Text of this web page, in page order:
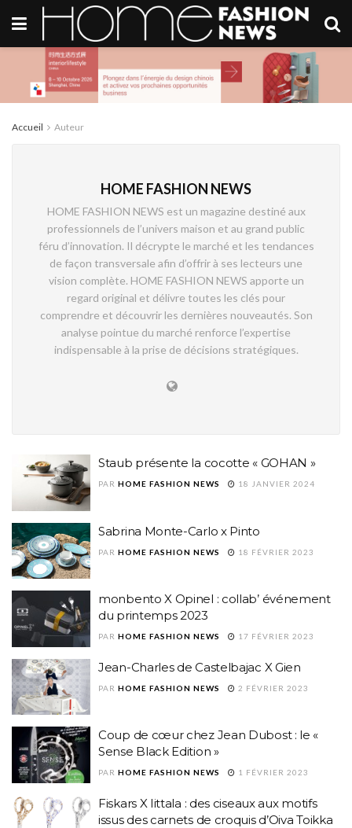
Accueil Auteur
HOME FASHION NEWS
HOME FASHION NEWS est un magazine destiné aux
professionnels de l’univers maison et au grand public
féru d’innovation. Il décrypte le marché et les tendances
de façon transversale afin d’offrir à ses lecteurs une
vision complète. HOME FASHION NEWS apporte un
regard original et délivre toutes les clés pour
comprendre et découvrir les dernières nouveautés. Son
analyse pointue du marché renforce l’expertise
indispensable à la prise de décisions stratégiques.
Staub présente la cocotte « GOHAN »
PAR HOME FASHION NEWS 18 JANVIER 2024
Sabrina Monte-Carlo x Pinto
PAR HOME FASHION NEWS 18 FÉVRIER 2023
monbento X Opinel : collab’ événement
du printemps 2023
PAR HOME FASHION NEWS 17 FÉVRIER 2023
Jean-Charles de Castelbajac X Gien
PAR HOME FASHION NEWS 2 FÉVRIER 2023
Coup de cœur chez Jean Dubost : le «
Sense Black Edition »
PAR HOME FASHION NEWS 1 FÉVRIER 2023
Fiskars X Iittala : des ciseaux aux motifs
issus des carnets de croquis d’Oiva Toikka